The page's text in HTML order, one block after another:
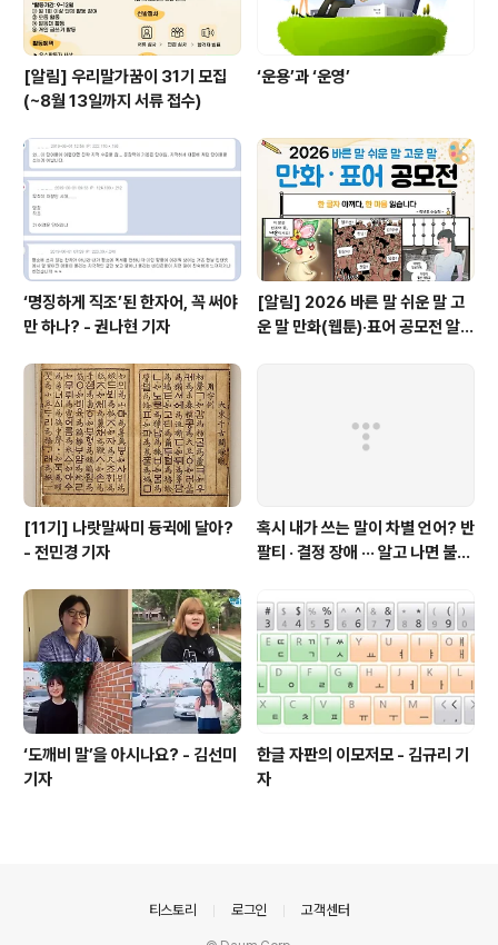
[알림] 우리말가꿈이 31기 모집
(~8월 13일까지 서류 접수)
‘운용’과 ‘운영’
‘명징하게 직조’된 한자어, 꼭 써야
만 하나? - 권나현 기자
[알림] 2026 바른 말 쉬운 말 고
운 말 만화(웹툰)·표어 공모전 알림
[11기] 나랏말싸미 듕귁에 달아?
- 전민경 기자
혹시 내가 쓰는 말이 차별 언어? 반
팔티 · 결정 장애 ··· 알고 나면 불편
‘도깨비 말’을 아시나요? - 김선미
기자
한글 자판의 이모저모 - 김규리 기
자
티스토리 로그인 고객센터